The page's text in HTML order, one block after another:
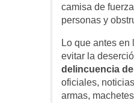
camisa de
personas y
Lo que antes
evitar la
delincuencia
oficiales,
armas,